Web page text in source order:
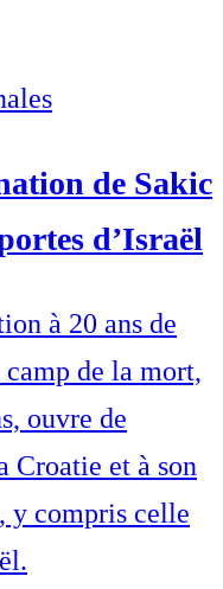
de Sakic
d’Israël
à 20 ans de
de la mort,
ouvre de
Croatie et à son
y compris celle